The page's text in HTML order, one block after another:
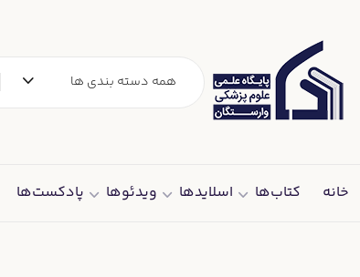
همه دسته بندی ها
خانه کتاب‌ها اسلایدها ویدئوها پادکست‌ها